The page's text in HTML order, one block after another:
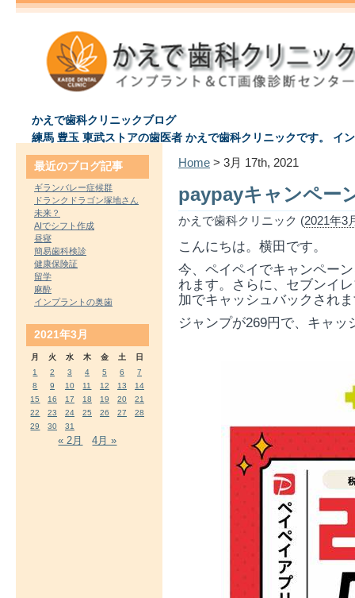
かえで歯科クリニックブログ
練馬 豊玉 東武ストアの歯医者 かえで歯科クリニックです。 イ
Home > 3月 17th, 2021
paypayキャンペー
かえで歯科クリニック (2021年3
こんにちは。横田です。
今、ペイペイでキャンペー
れます。さらに、セブンイ
加でキャッシュバックされ
ジャンプが269円で、キャ
最近のブログ記事
ギランバレー症候群
ドランクドラゴン塚地さん
未来？
AIでシフト作成
昼寝
簡易歯科検診
健康保険証
留学
麻酔
インプラントの奥歯
2021年3月
月 火 水 木 金 土
日
1
2 3 4 5 6
7
8
9 10 11 12 13
14
15
16 17 18 19 20
21
22
23 24 25 26 27
28
29
30 31
« 2月 4月 »